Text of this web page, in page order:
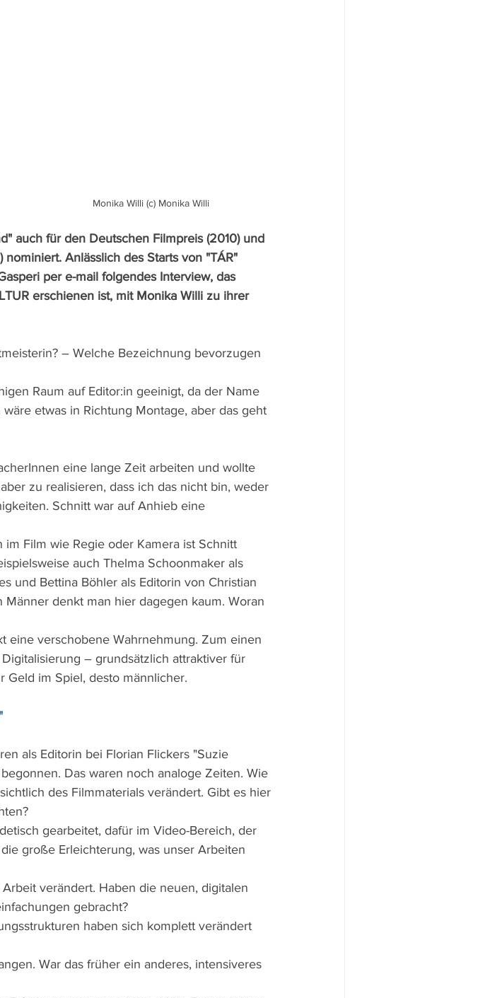
Monika Willi (c) Monika Willi
auch für den Deutschen Filmpreis (2010) und
Anlässlich des Starts von "TÁR"
per e-mail folgendes Interview, das
erschienen ist, mit Monika Willi zu ihrer
– Welche Bezeichnung bevorzugen
Raum auf Editor:in geeinigt, da der Name
etwas in Richtung Montage, aber das geht
eine lange Zeit arbeiten und wollte
zu realisieren, dass ich das nicht bin, weder
Schnitt war auf Anhieb eine
Film wie Regie oder Kamera ist Schnitt
auch Thelma Schoonmaker als
und Bettina Böhler als Editorin von Christian
denkt man hier dagegen kaum. Woran
eine verschobene Wahrnehmung. Zum einen
– grundsätzlich attraktiver für
Geld im Spiel, desto männlicher.
als Editorin bei Florian Flickers "Suzie
Das waren noch analoge Zeiten. Wie
des Filmmaterials verändert. Gibt es hier
gearbeitet, dafür im Video-Bereich, der
große Erleichterung, was unser Arbeiten
verändert. Haben die neuen, digitalen
gebracht?
haben sich komplett verändert
War das früher ein anderes, intensiveres